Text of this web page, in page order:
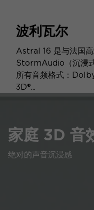
波利瓦尔
Astral 16 是与法国
StormAudio（沉浸
所有音频格式：
3D®...
家庭 3D 音
绝对的声音沉浸感